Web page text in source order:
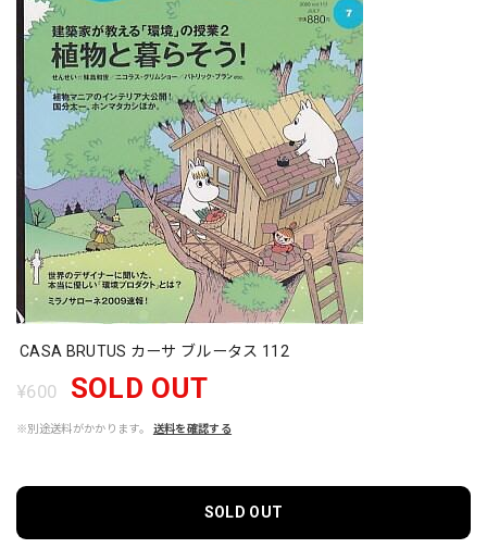
CASA BRUTUS カーサ ブルータス 112
¥600 SOLD OUT
※別途送料がかかります。 送料を確認する
SOLD OUT